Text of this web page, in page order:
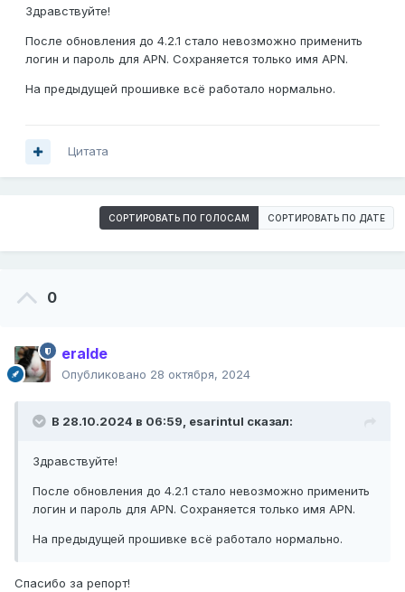
Здравствуйте!
После обновления до 4.2.1 стало невозможно применить
логин и пароль для APN. Сохраняется только имя APN.
На предыдущей прошивке всё работало нормально.
Цитата
СОРТИРОВАТЬ ПО ГОЛОСАМ СОРТИРОВАТЬ ПО ДАТЕ
0
eralde
Опубликовано 28 октября, 2024
В 28.10.2024 в 06:59, esarintul сказал:
Здравствуйте!
После обновления до 4.2.1 стало невозможно применить
логин и пароль для APN. Сохраняется только имя APN.
На предыдущей прошивке всё работало нормально.
Спасибо за репорт!